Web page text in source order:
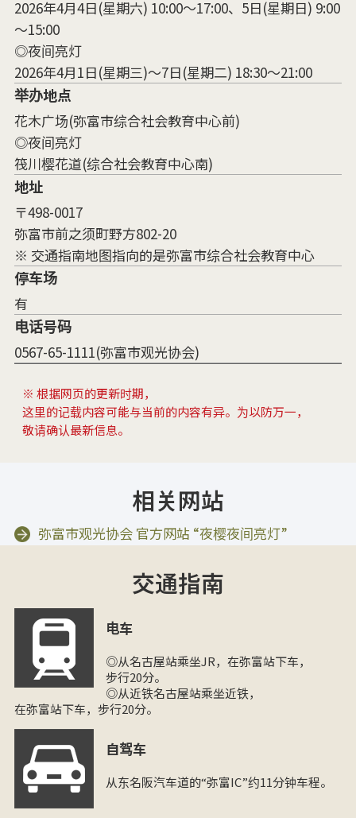
2026年4月4日(星期六) 10:00～17:00、5日(星期日) 9:00
～15:00
◎夜间亮灯
2026年4月1日(星期三)～7日(星期二) 18:30～21:00
举办地点
花木广场(弥富市综合社会教育中心前)
◎夜间亮灯
筏川樱花道(综合社会教育中心南)
地址
〒498-0017
弥富市前之须町野方802-20
※ 交通指南地图指向的是弥富市综合社会教育中心
停车场
有
电话号码
0567-65-1111(弥富市观光协会)
※ 根据网页的更新时期，
这里的记载内容可能与当前的内容有异。为以防万一，
敬请确认最新信息。
相关网站
弥富市观光协会 官方网站 “夜樱夜间亮灯”
交通指南
电车
◎从名古屋站乘坐JR，在弥富站下车，
步行20分。
◎从近铁名古屋站乘坐近铁，
在弥富站下车，步行20分。
自驾车
从东名阪汽车道的“弥富IC”约11分钟车程。